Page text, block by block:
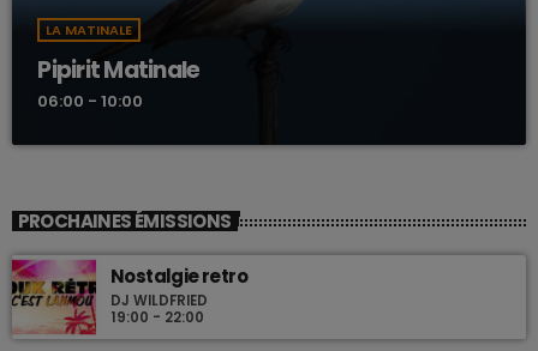
LA MATINALE
Pipirit Matinale
06:00 - 10:00
PROCHAINES ÉMISSIONS
Nostalgie retro
DJ WILDFRIED
19:00 - 22:00